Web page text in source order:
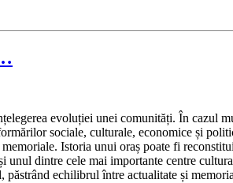
evoluției unei comunități. În
sociale, culturale, economice și
Istoria unui oraș poate fi
dintre cele mai importante centre
echilibrul între actualitate și